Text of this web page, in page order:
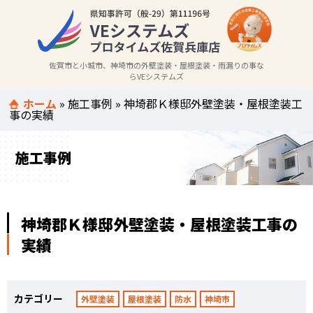
佐賀市と小城市、神埼市の外壁塗装・屋根塗装・雨漏りの事な
らVEシステムズ
ホーム »施工事例 »神埼郡Ｋ様邸外壁塗装・屋根塗装工
事の実績
施工事例
神埼郡Ｋ様邸外壁塗装・屋根塗装工事の
実績
カテゴリー 外壁塗装 屋根塗装 防水 神埼市